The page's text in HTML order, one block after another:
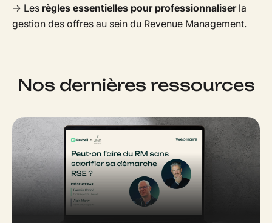
→ Les règles essentielles pour professionnaliserla
gestion des offres au sein du Revenue Management.
Nos dernières ressources